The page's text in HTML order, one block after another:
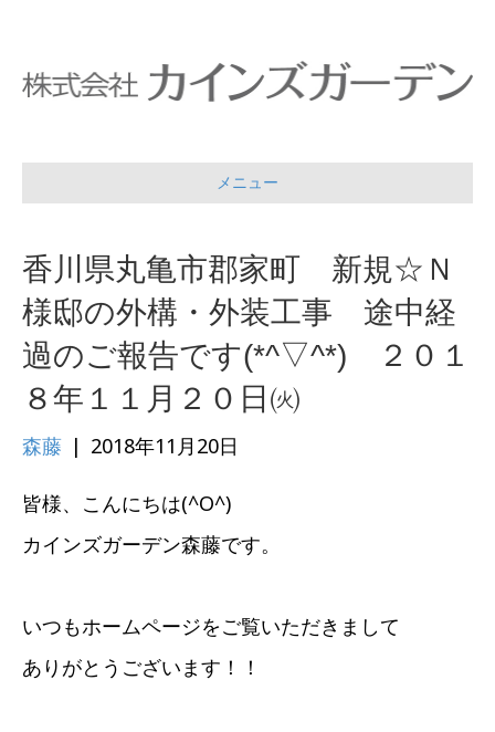
メニュー
香川県丸亀市郡家町 新規☆Ｎ
様邸の外構・外装工事 途中経
過のご報告です(*^▽^*) ２０１
８年１１月２０日㈫
森藤 | 2018年11月20日
皆様、こんにちは(^O^)
カインズガーデン森藤です。
いつもホームページをご覧いただきまして
ありがとうございます！！